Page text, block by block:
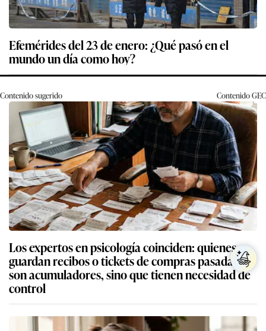
Efemérides del 23 de enero: ¿Qué pasó en el
mundo un día como hoy?
Contenido sugerido ContenidoGEC
Los expertos en psicología coinciden: quienes
guardan recibos o tickets de compras pasadas no
son acumuladores, sino que tienen necesidad de
control